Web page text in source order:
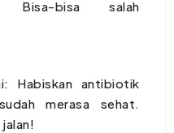
Bisa-bisa salah
antibiotik
merasa sehat.